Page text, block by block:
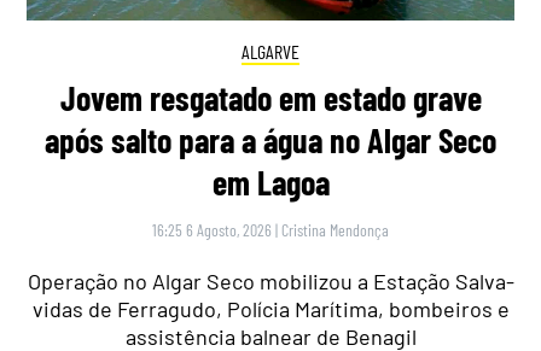
ALGARVE
Jovem resgatado em estado grave
após salto para a água no Algar Seco
em Lagoa
16:25 6 Agosto, 2026 | Cristina Mendonça
Operação no Algar Seco mobilizou a Estação Salva-
vidas de Ferragudo, Polícia Marítima, bombeiros e
assistência balnear de Benagil